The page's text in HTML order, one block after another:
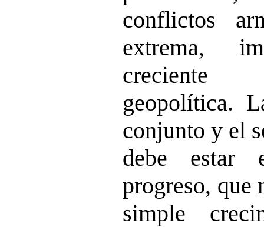
conflictos
extrema,
creciente
geopolítica.
conjunto y el
debe estar
progreso, que
simple